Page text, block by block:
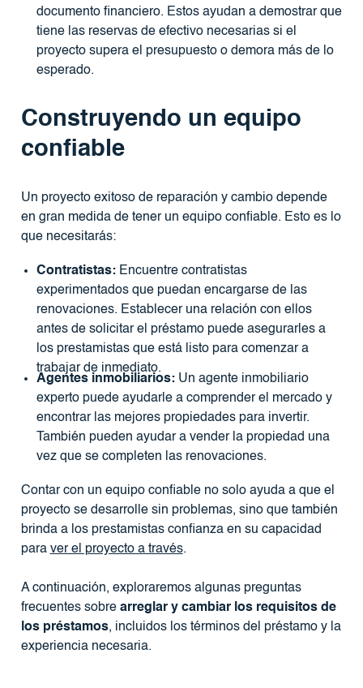
documento financiero. Estos ayudan a demostrar que
tiene las reservas de efectivo necesarias si el
proyecto supera el presupuesto o demora más de lo
esperado.
Construyendo un equipo
confiable
Un proyecto exitoso de reparación y cambio depende
en gran medida de tener un equipo confiable. Esto es lo
que necesitarás:
Contratistas:Encuentre contratistas
experimentados que puedan encargarse de las
renovaciones. Establecer una relación con ellos
antes de solicitar el préstamo puede asegurarles a
los prestamistas que está listo para comenzar a
trabajar de inmediato.
Agentes inmobiliarios:Un agente inmobiliario
experto puede ayudarle a comprender el mercado y
encontrar las mejores propiedades para invertir.
También pueden ayudar a vender la propiedad una
vez que se completen las renovaciones.
Contar con un equipo confiable no solo ayuda a que el
proyecto se desarrolle sin problemas, sino que también
brinda a los prestamistas confianza en su capacidad
para ver el proyecto a través.
A continuación, exploraremos algunas preguntas
frecuentes sobre arreglar y cambiar los requisitos de
los préstamos, incluidos los términos del préstamo y la
experiencia necesaria.